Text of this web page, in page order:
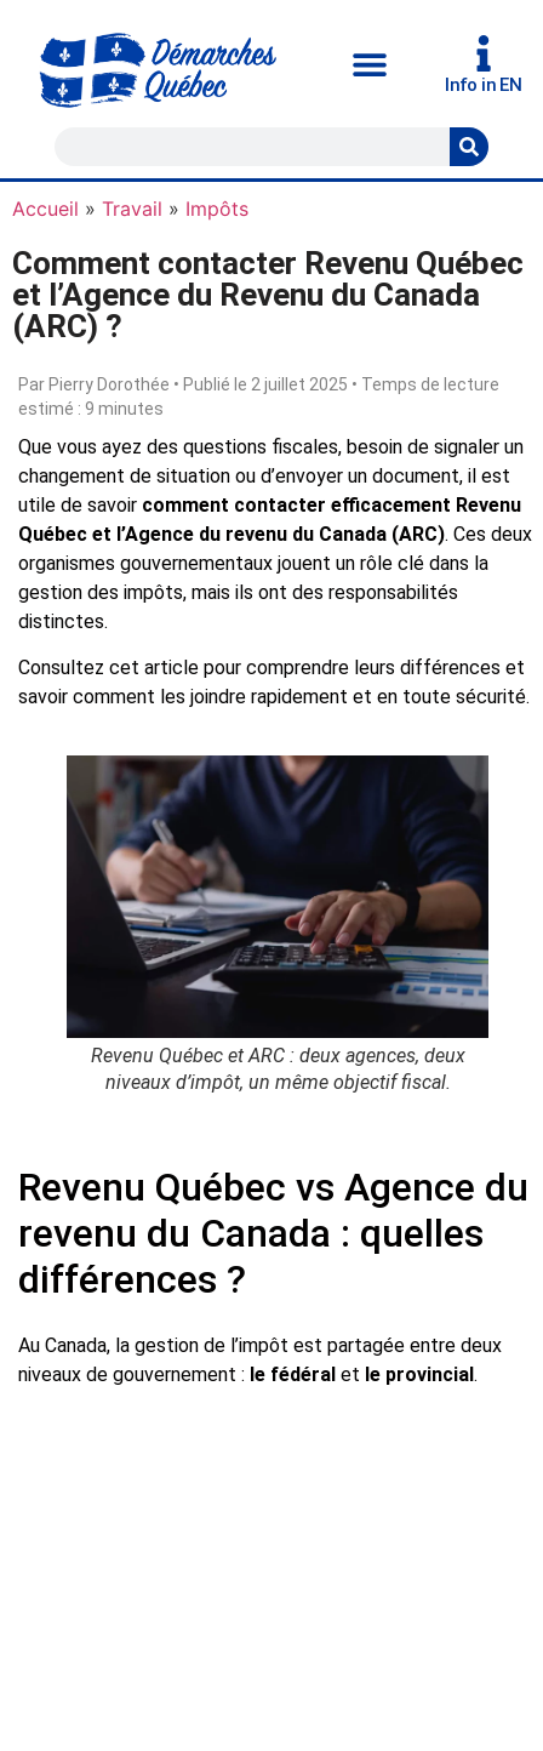
Info in EN
Accueil » Travail » Impôts
Comment contacter Revenu Québec
et l’Agence du Revenu du Canada
(ARC) ?
Par Pierry Dorothée • Publié le 2 juillet 2025 • Temps de lecture
estimé : 9 minutes
Que vous ayez des questions fiscales, besoin de signaler un
changement de situation ou d’envoyer un document, il est
utile de savoir comment contacter efficacement Revenu
Québec et l’Agence du revenu du Canada (ARC). Ces deux
organismes gouvernementaux jouent un rôle clé dans la
gestion des impôts, mais ils ont des responsabilités
distinctes.
Consultez cet article pour comprendre leurs différences et
savoir comment les joindre rapidement et en toute sécurité.
Revenu Québec et ARC : deux agences, deux
niveaux d’impôt, un même objectif fiscal.
Revenu Québec vs Agence du
revenu du Canada : quelles
différences ?
Au Canada, la gestion de l’impôt est partagée entre deux
niveaux de gouvernement : le fédéral et le provincial .